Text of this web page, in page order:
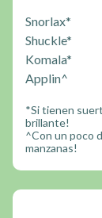
Snorlax*
Shuckle*
Komala*
Applin^
*Si tienen
brillante!
^Con un poco
manzanas!